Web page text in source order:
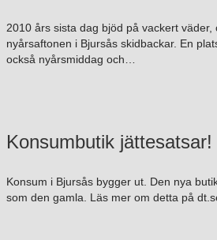
2010 års sista dag bjöd på vackert
nyårsaftonen i Bjursås skidbackar. En
också nyårsmiddag och…
Konsumbutik jättesatsar!
Konsum i Bjursås bygger ut. Den nya
som den gamla. Läs mer om detta på